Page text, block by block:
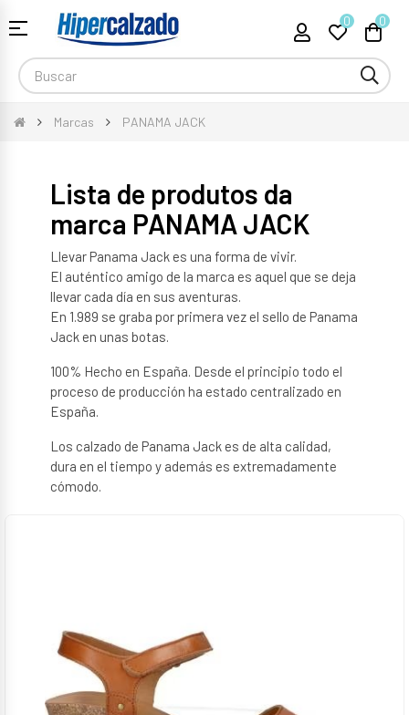
Toggle
navigation
☰ 0 0
Marcas PANAMA JACK
Lista de produtos da
marca PANAMA JACK
Llevar Panama Jack es una forma de vivir.
El auténtico amigo de la marca es aquel que se deja
llevar cada día en sus aventuras.
En 1.989 se graba por primera vez el sello de Panama
Jack en unas botas.
100% Hecho en España. Desde el principio todo el
proceso de producción ha estado centralizado en
España.
Los calzado de Panama Jack es de alta calidad,
dura en el tiempo y además es extremadamente
cómodo.